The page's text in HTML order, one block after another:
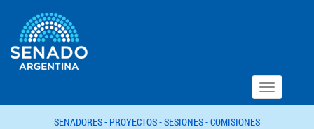
Toggle
navigation
SENADORES - PROYECTOS -SESIONES -COMISIONES